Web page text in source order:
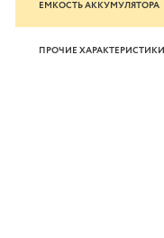
ЕМКОСТЬ АККУМУЛЯТОРА
ПРОЧИЕ ХАРАКТЕРИСТИКИ